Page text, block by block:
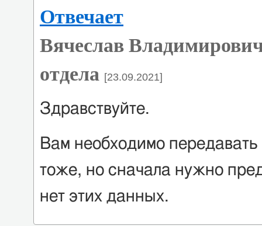
Отвечает
Вячеслав
отдела [23.09.2021]
Здравствуйте.
Вам необходимо
тоже, но сначала нужно
нет этих данных.